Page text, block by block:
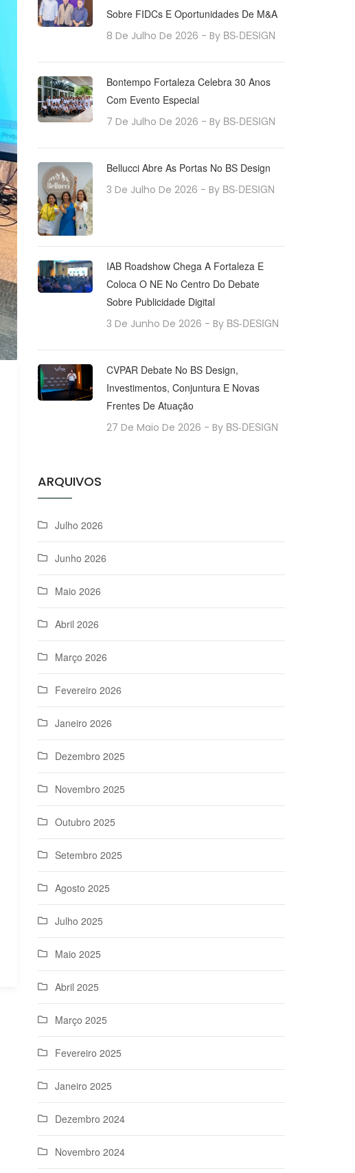
Sobre FIDCs E Oportunidades De M&A
8 De Julho De 2026 - By BS-DESIGN
Bontempo Fortaleza Celebra 30 Anos
Com Evento Especial
7 De Julho De 2026 - By BS-DESIGN
Bellucci Abre As Portas No BS Design
3 De Julho De 2026 - By BS-DESIGN
IAB Roadshow Chega A Fortaleza E
Coloca O NE No Centro Do Debate
Sobre Publicidade Digital
3 De Junho De 2026 - By BS-DESIGN
CVPAR Debate No BS Design,
Investimentos, Conjuntura E Novas
Frentes De Atuação
27 De Maio De 2026 - By BS-DESIGN
ARQUIVOS
Julho 2026
Junho 2026
Maio 2026
Abril 2026
Março 2026
Fevereiro 2026
Janeiro 2026
Dezembro 2025
Novembro 2025
Outubro 2025
Setembro 2025
Agosto 2025
Julho 2025
Maio 2025
Abril 2025
Março 2025
Fevereiro 2025
Janeiro 2025
Dezembro 2024
Novembro 2024